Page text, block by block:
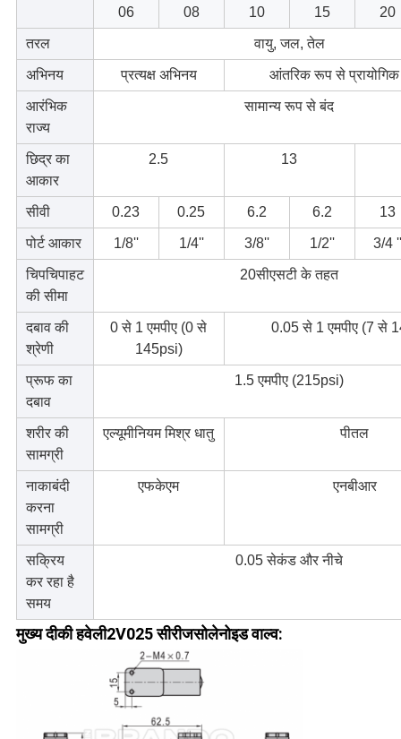
06
08
10
15
20
तरल वायु, जल, तेल
अभिनय प्रत्यक्ष अभिनय आंतरिक रूप से
आरंभिक
राज्य
सामान्य रूप से बंद
छिद्र का
आकार
2.5 13
सीवी 0.23 0.25 6.2 6.2 13
पोर्ट आकार 1/8'' 1/4'' 3/8'' 1/2'' 3/4 ''
चिपचिपाहट
की सीमा
20सीएसटी के तहत
दबाव की
श्रेणी
0 से 1 एमपीए (0 से
145psi)
0.05 से 1 एमपीए (7 से
प्रूफ का
दबाव
1.5 एमपीए (215psi)
शरीर की
सामग्री
एल्यूमीनियम मिश्र धातु पीतल
नाकाबंदी
करना
सामग्री
एफकेएम एनबीआर
सक्रिय
कर रहा है
समय
0.05 सेकंड और नीचे
मुख्य दीकी हवेली2V025 सीरीजसोलेनोइड वाल्व: